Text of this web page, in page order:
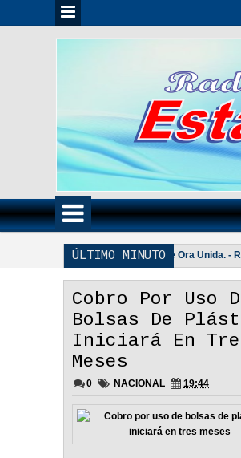
ÚLTIMO MINUTO
3:18 PM Una Pareja Que Ora Unida. -
Cobro Por Uso
Bolsas De
Iniciará En
Meses
0 NACIONAL 19:44